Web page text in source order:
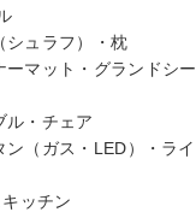
シュラフ）・枕
ーマット・グランドシー
ル・チェア
ン（ガス・LED）・ライ
ッチン